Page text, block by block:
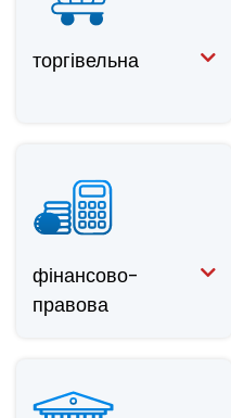
торгівельна
фінансово-
правова